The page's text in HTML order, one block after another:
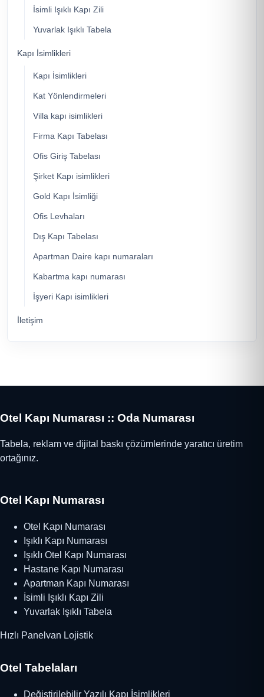
İsimli Işıklı Kapı Zili
Yuvarlak Işıklı Tabela
Kapı İsimlikleri
Kapı İsimlikleri
Kat Yönlendirmeleri
Villa kapı isimlikleri
Firma Kapı Tabelası
Ofis Giriş Tabelası
Şirket Kapı isimlikleri
Gold Kapı İsimliği
Ofis Levhaları
Dış Kapı Tabelası
Apartman Daire kapı numaraları
Kabartma kapı numarası
İşyeri Kapı isimlikleri
İletişim
Otel Kapı Numarası :: Oda Numarası
Tabela, reklam ve dijital baskı çözümlerinde yaratıcı üretim
ortağınız.
Otel Kapı Numarası
Otel Kapı Numarası
Işıklı Kapı Numarası
Işıklı Otel Kapı Numarası
Hastane Kapı Numarası
Apartman Kapı Numarası
İsimli Işıklı Kapı Zili
Yuvarlak Işıklı Tabela
Hızlı Panelvan Lojistik
Otel Tabelaları
Değiştirilebilir Yazılı Kapı İsimlikleri